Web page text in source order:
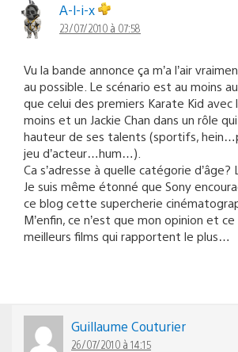
A-l-i-x
23/07/2010 à 07:58
Vu la bande annonce ça m’a l’air
au possible. Le scénario est au moins
que celui des premiers Karate Kid avec
moins et un Jackie Chan dans un rôle
hauteur de ses talents (sportifs,
jeu d’acteur…hum…).
Ca s’adresse à quelle catégorie d’âge?
Je suis même étonné que Sony
ce blog cette supercherie
M’enfin, ce n’est que mon opinion et
meilleurs films qui rapportent le plus…
Guillaume Couturier
26/07/2010 à 14:15